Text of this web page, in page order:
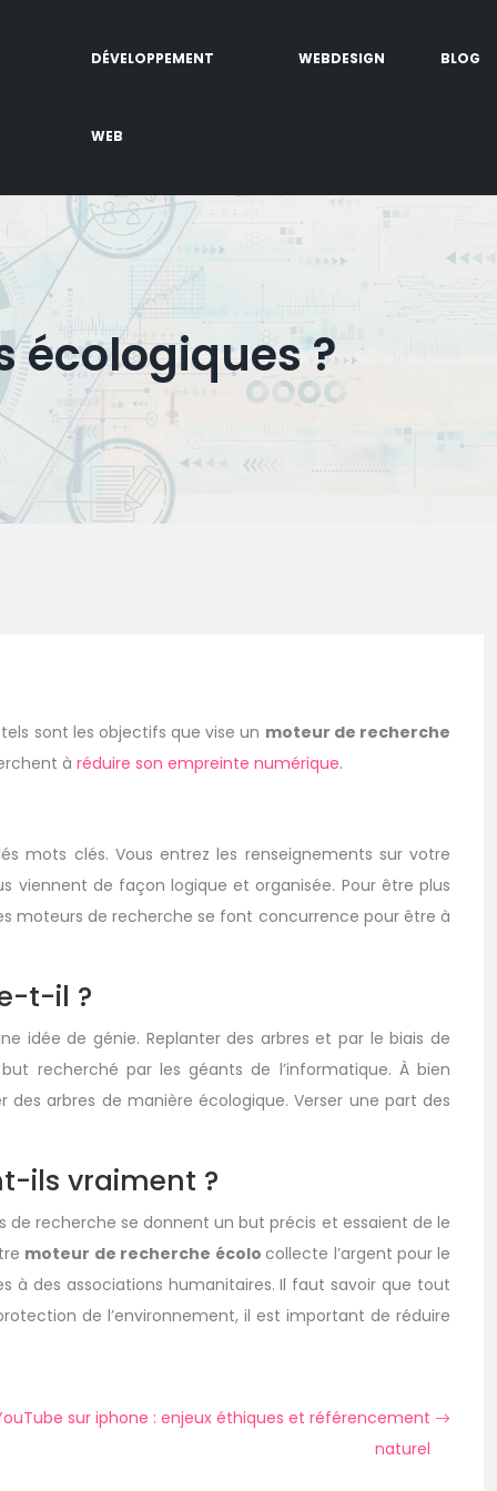
DÉVELOPPEMENT
WEB
WEBDESIGN BLOG
écologiques ?
sont les objectifs que vise un moteur de recherche
à réduire son empreinte numérique.
mots clés. Vous entrez les renseignements sur votre
de façon logique et organisée. Pour être plus
moteurs de recherche se font concurrence pour être à
t-il ?
idée de génie. Replanter des arbres et par le biais de
recherché par les géants de l’informatique. À bien
arbres de manière écologique. Verser une part des
ils vraiment ?
recherche se donnent un but précis et essaient de le
moteur de recherche écolocollecte l’argent pour le
à des associations humanitaires. Il faut savoir que tout
de l’environnement, il est important de réduire
sur iphone : enjeux éthiques et référencement
naturel